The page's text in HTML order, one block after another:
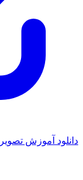
دانلود آموزش